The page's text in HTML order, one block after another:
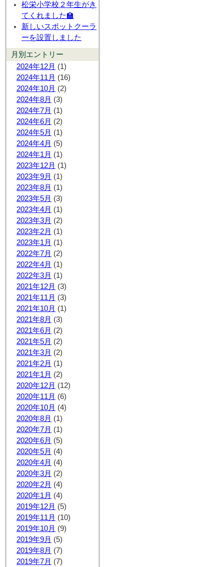
松栄小学校２年生がき
てくれました🏫
新しいスポットクーラ
ーを設置しました
月別エントリー
2024年12月 (1)
2024年11月 (16)
2024年10月 (2)
2024年8月 (3)
2024年7月 (1)
2024年6月 (2)
2024年5月 (1)
2024年4月 (5)
2024年1月 (1)
2023年12月 (1)
2023年9月 (1)
2023年8月 (1)
2023年5月 (3)
2023年4月 (1)
2023年3月 (2)
2023年2月 (1)
2023年1月 (1)
2022年7月 (2)
2022年4月 (1)
2022年3月 (1)
2021年12月 (3)
2021年11月 (3)
2021年10月 (1)
2021年8月 (3)
2021年6月 (2)
2021年5月 (2)
2021年3月 (2)
2021年2月 (1)
2021年1月 (2)
2020年12月 (12)
2020年11月 (6)
2020年10月 (4)
2020年8月 (1)
2020年7月 (1)
2020年6月 (5)
2020年5月 (4)
2020年4月 (4)
2020年3月 (2)
2020年2月 (4)
2020年1月 (4)
2019年12月 (5)
2019年11月 (10)
2019年10月 (9)
2019年9月 (5)
2019年8月 (7)
2019年7月 (7)